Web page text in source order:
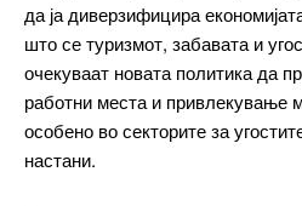
ИЗБЕРЕТЕ
Etiam est nibh, lobortis sit
да ја диверзифицира
што се туризмот, забавата и
очекуваат новата политика да
работни места и привлекување
особено во секторите за
настани.